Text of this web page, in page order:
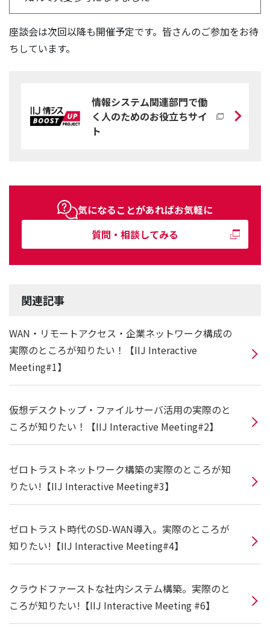
座談会は次回以降も開催予定です。皆さんのご参加をお待
ちしています。
情報システム関連部門で働
く人のためのお役立ちサイ
ト
気になることがあればお気軽に
質問・相談してみる
関連記事
WAN・リモートアクセス・企業ネットワーク構成の
実際のところが知りたい！【IIJ Interactive
Meeting#1】
仮想デスクトップ・ファイルサーバ活用の実際のと
ころが知りたい！【IIJ Interactive Meeting#2】
ゼロトラストネットワーク構築の実際のところが知
りたい!【IIJ Interactive Meeting#3】
ゼロトラスト時代のSD-WAN導入。実際のところが
知りたい!【IIJ Interactive Meeting#4】
クラウドファーストな社内システム構築。実際のと
ころが知りたい!【IIJ Interactive Meeting #6】